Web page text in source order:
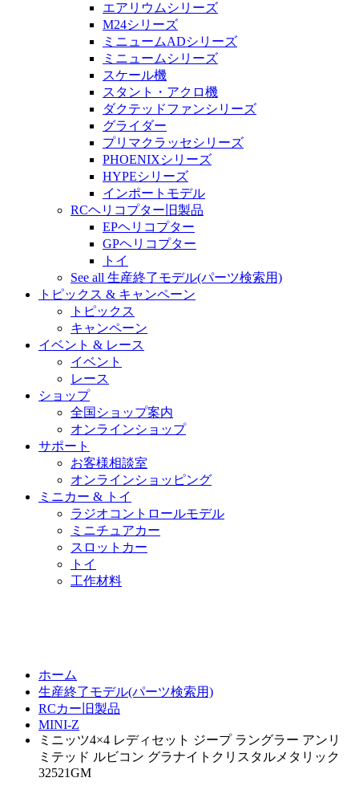
エアリウムシリーズ
M24シリーズ
ミニュームADシリーズ
ミニュームシリーズ
スケール機
スタント・アクロ機
ダクテッドファンシリーズ
グライダー
プリマクラッセシリーズ
PHOENIXシリーズ
HYPEシリーズ
インポートモデル
RCヘリコプター旧製品
EPヘリコプター
GPヘリコプター
トイ
See all 生産終了モデル(パーツ検索用)
トピックス & キャンペーン
トピックス
キャンペーン
イベント & レース
イベント
レース
ショップ
全国ショップ案内
オンラインショップ
サポート
お客様相談室
オンラインショッピング
ミニカー & トイ
ラジオコントロールモデル
ミニチュアカー
スロットカー
トイ
工作材料
ホーム
生産終了モデル(パーツ検索用)
RCカー旧製品
MINI-Z
ミニッツ4×4 レディセット ジープ ラングラー アンリ
ミテッド ルビコン グラナイトクリスタルメタリック
32521GM